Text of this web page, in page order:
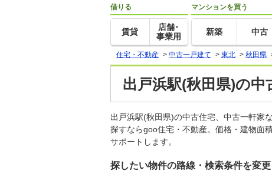
借りる
賃貸
店舗･
事業用
マンションを買う
新築 中古
住宅・不動産 > 中古一戸建て > 東北 > 秋田県
出戸浜駅(秋田県)の
出戸浜駅(秋田県)の中古住宅、中古一軒家
探すならgoo住宅・不動産。価格・建物面
サポートします。
探したい物件の路線・検索条件を変